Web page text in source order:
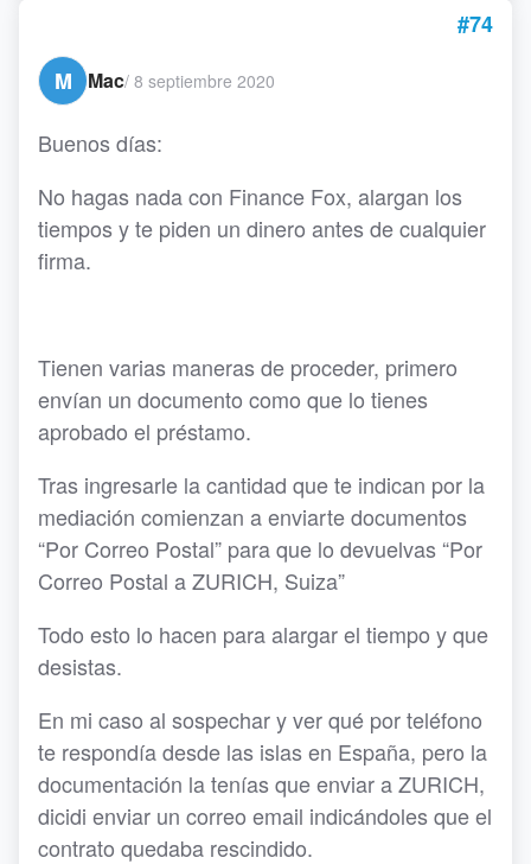
#74
M
Mac/ 8 septiembre 2020
Buenos días:
No hagas nada con Finance Fox, alargan los
tiempos y te piden un dinero antes de cualquier
firma.
Tienen varias maneras de proceder, primero
envían un documento como que lo tienes
aprobado el préstamo.
Tras ingresarle la cantidad que te indican por la
mediación comienzan a enviarte documentos
“Por Correo Postal” para que lo devuelvas “Por
Correo Postal a ZURICH, Suiza”
Todo esto lo hacen para alargar el tiempo y que
desistas.
En mi caso al sospechar y ver qué por teléfono
te respondía desde las islas en España, pero la
documentación la tenías que enviar a ZURICH,
dicidi enviar un correo email indicándoles que el
contrato quedaba rescindido.